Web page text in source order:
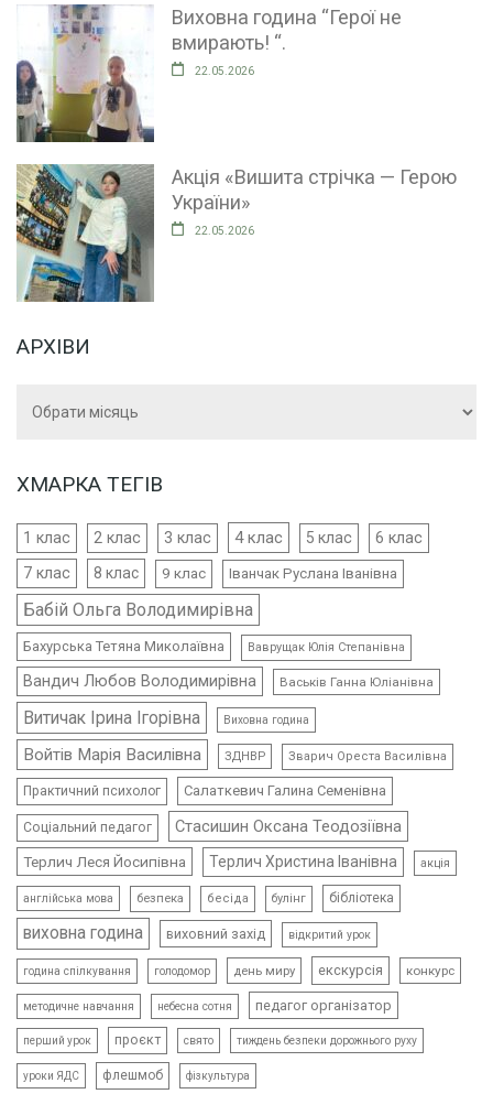
Виховна година “Герої не
вмирають! “.
22.05.2026
Акція «Вишита стрічка — Герою
України»
22.05.2026
АРХІВИ
ХМАРКА ТЕГІВ
1 клас 2 клас 3 клас 4 клас 5 клас 6 клас
7 клас 8 клас 9 клас Іванчак Руслана Іванівна
Бабій Ольга Володимирівна
Бахурська Тетяна Миколаївна Ваврущак Юлія Степанівна
Вандич Любов Володимирівна Васьків Ганна Юліанівна
Витичак Ірина Ігорівна Виховна година
Войтів Марія Василівна ЗДНВР Зварич Ореста Василівна
Практичний психолог Салаткевич Галина Семенівна
Соціальний педагог Стасишин Оксана Теодозіївна
Терлич Леся Йосипівна Терлич Христина Іванівна акція
англійська мова безпека бесіда булінг бібліотека
виховна година виховний захід відкритий урок
година спілкування голодомор день миру екскурсія конкурс
методичне навчання небесна сотня педагог організатор
перший урок проєкт свято тиждень безпеки дорожнього руху
уроки ЯДС флешмоб фізкультура